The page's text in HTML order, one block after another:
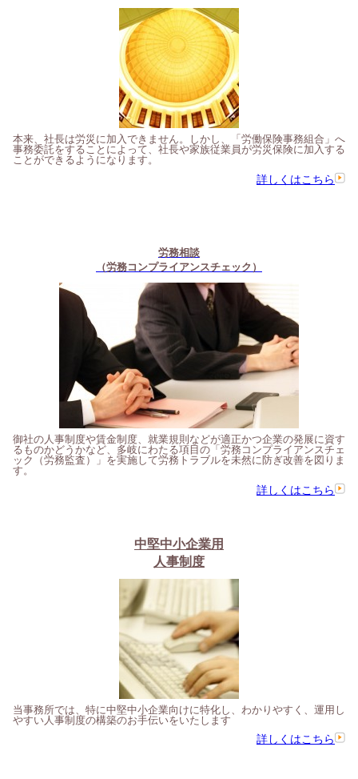
本来、社長は労災に加入できません。しかし、「労働保険事務組合」へ
事務委託をすることによって、社長や家族従業員が労災保険に加入する
ことができるようになります。
詳しくはこちら
労務相談
（労務コンプライアンスチェック）
御社の人事制度や賃金制度、就業規則などが適正かつ企業の発展に資す
るものかどうかなど、多岐にわたる項目の「労務コンプライアンスチェ
ック（労務監査）」を実施して労務トラブルを未然に防ぎ改善を図りま
す。
詳しくはこちら
中堅中小企業用
人事制度
当事務所では、特に中堅中小企業向けに特化し、わかりやすく、運用し
やすい人事制度の構築のお手伝いをいたします
詳しくはこちら